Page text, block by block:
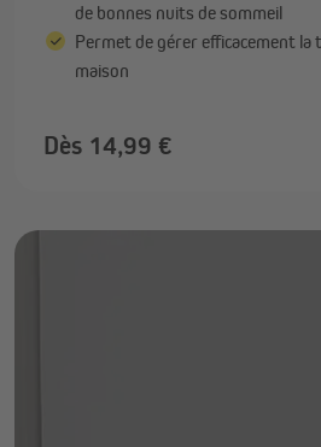
de bonnes nuits de sommeil
Permet de gérer efficacement
maison
Dès 14,99 €